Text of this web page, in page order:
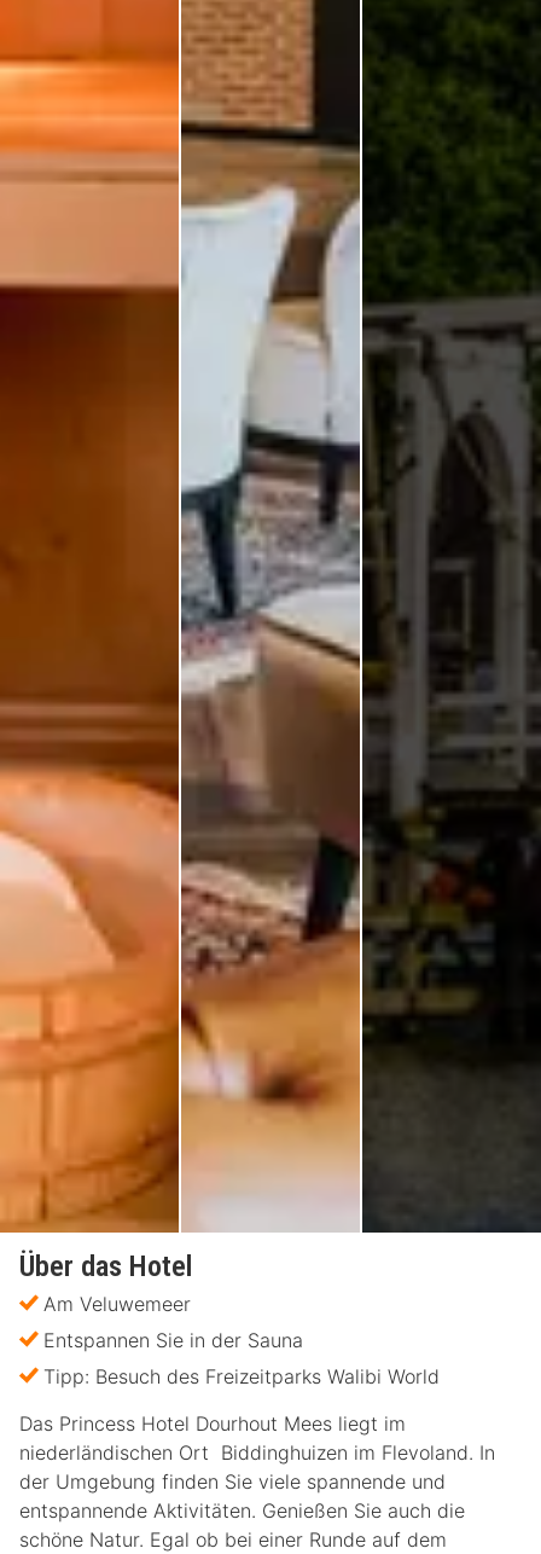
Über das Hotel
Am Veluwemeer
Entspannen Sie in der Sauna
Tipp: Besuch des Freizeitparks Walibi World
Das Princess Hotel Dourhout Mees liegt im
niederländischen Ort Biddinghuizen im Flevoland. In
der Umgebung finden Sie viele spannende und
entspannende Aktivitäten. Genießen Sie auch die
schöne Natur. Egal ob bei einer Runde auf dem